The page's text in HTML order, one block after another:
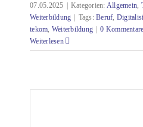
07.05.2025 Kategorien: Allgemein,
Weiterbildung
Tags:Beruf,
tekom, Weiterbildung
0 Kommentare
Weiterlesen